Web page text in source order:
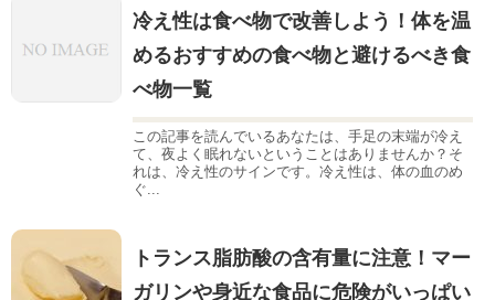
冷え性は食べ物で改善しよう！体を温
めるおすすめの食べ物と避けるべき食
べ物一覧
この記事を読んでいるあなたは、手足の末端が冷え
て、夜よく眠れないということはありませんか？そ
れは、冷え性のサインです。冷え性は、体の血のめ
ぐ...
トランス脂肪酸の含有量に注意！マー
ガリンや身近な食品に危険がいっぱい